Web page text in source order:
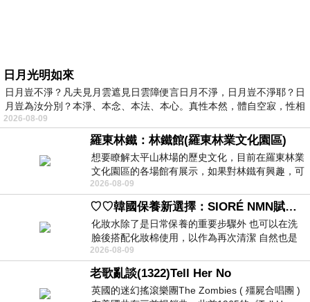
日月光明如來
日月豈不淨？凡夫見月雲遮見日雲障便言日月不淨，日月豈不淨耶？日
月豈為汝分別？本淨、本念、本法、本心。真性本然，體自空寂，性相
2026-08-09
羅東林鐵：林鐵館(羅東林業文化園區)
想要瞭解太平山林場的歷史文化，目前在羅東林業
文化園區的各場館有展示，如果對林鐵有興趣，可
以到林鐵館。 這裡展示從山下
2026-08-09
♡♡韓國保養新選擇：SIORÉ NMN賦活泡泡化妝水♡♡
化妝水除了是日常保養的重要步驟外 也可以在洗
臉後搭配化妝棉使用，以作為再次清潔 自然也是
我的保養必備品項 不過，我對於化妝
2026-08-09
老歌亂談(1322)Tell Her No
英國的迷幻搖滾樂團The Zombies ( 殭屍合唱團 )